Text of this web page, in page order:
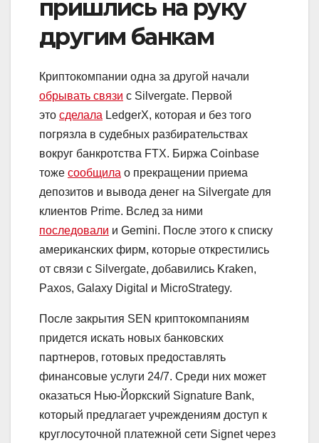
пришлись на руку
другим банкам
Криптокомпании одна за другой начали
обрывать связи с Silvergate. Первой
это сделала LedgerX, которая и без того
погрязла в судебных разбирательствах
вокруг банкротства FTX. Биржа Coinbase
тоже сообщила о прекращении приема
депозитов и вывода денег на Silvergate для
клиентов Prime. Вслед за ними
последовали и Gemini. После этого к списку
американских фирм, которые открестились
от связи с Silvergate, добавились Kraken,
Paxos, Galaxy Digital и MicroStrategy.
После закрытия SEN криптокомпаниям
придется искать новых банковских
партнеров, готовых предоставлять
финансовые услуги 24/7. Среди них может
оказаться Нью-Йоркский Signature Bank,
который предлагает учреждениям доступ к
круглосуточной платежной сети Signet через